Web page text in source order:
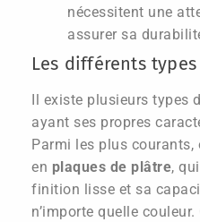
nécessitent une
assurer sa
Les différents
Il existe plusieurs types
ayant ses propres
Parmi les plus
en plaques de plâtre,
finition lisse et sa
n’importe quelle